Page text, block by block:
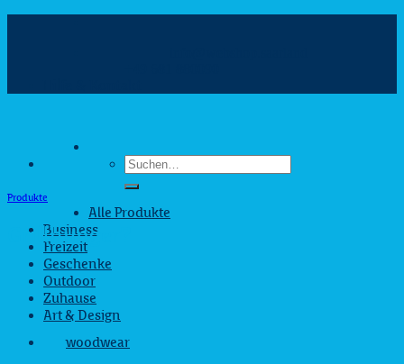
Suchen
nach:
Alle Produkte
Business
Freizeit
Geschenke
Outdoor
Zuhause
Art & Design
woodwear
Produkte
Grillhunger?